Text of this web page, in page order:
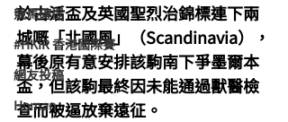
競馬磚提
#HKIR 香港國際賽
網友投稿
Homan
於古活盃及英國聖烈治錦標連下兩
城嘅「北國風」（Scandinavia），
幕後原有意安排該駒南下爭墨爾本
盃，但該駒最終因未能通過獸醫檢
查而被逼放棄遠征。